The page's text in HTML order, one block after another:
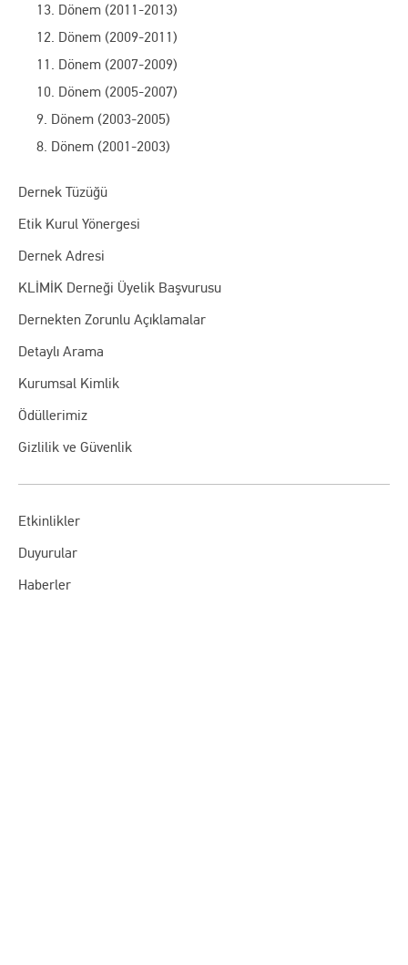
13. Dönem (2011-2013)
12. Dönem (2009-2011)
11. Dönem (2007-2009)
10. Dönem (2005-2007)
9. Dönem (2003-2005)
8. Dönem (2001-2003)
Dernek Tüzüğü
Etik Kurul Yönergesi
Dernek Adresi
KLİMİK Derneği Üyelik Başvurusu
Dernekten Zorunlu Açıklamalar
Detaylı Arama
Kurumsal Kimlik
Ödüllerimiz
Gizlilik ve Güvenlik
Etkinlikler
Duyurular
Haberler